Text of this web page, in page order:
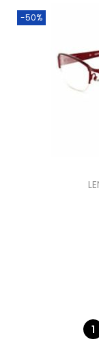
-50%
1